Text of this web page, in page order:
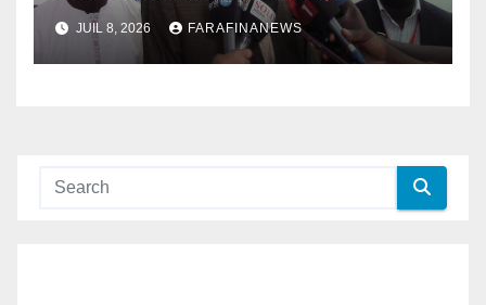
JUIL 8, 2026 FARAFINANEWS